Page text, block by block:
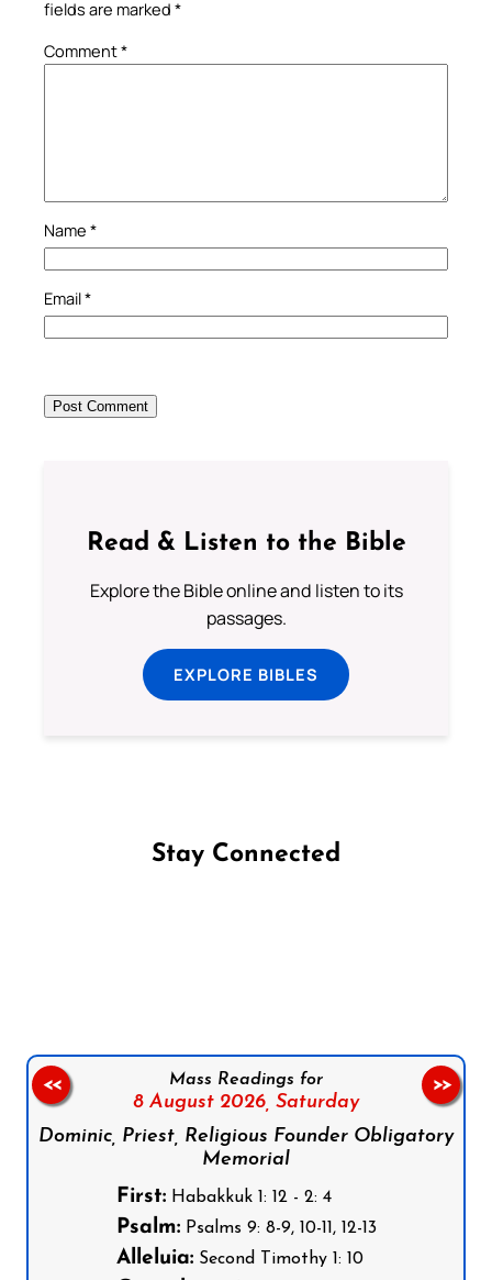
fields are marked *
Comment*
Name *
Email*
Read & Listen to the Bible
Explore the Bible online and listen to its
passages.
EXPLORE BIBLES
Stay Connected
Mass Readings for
8 August 2026, Saturday
Dominic, Priest, Religious Founder Obligatory
Memorial
First:Habakkuk 1: 12 - 2: 4
Psalm:Psalms 9: 8-9, 10-11, 12-13
Alleluia:Second Timothy 1: 10
<< >>